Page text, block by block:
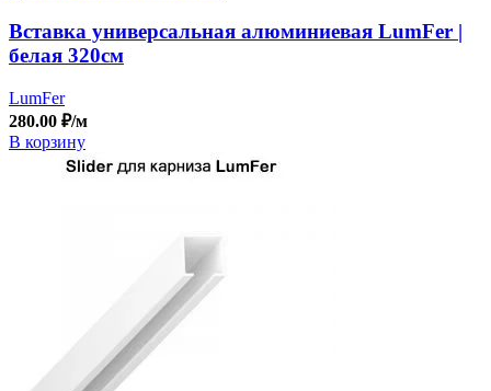
Вставка универсальная алюминиевая LumFer |
белая 320см
LumFer
280.00 ₽/м
В корзину